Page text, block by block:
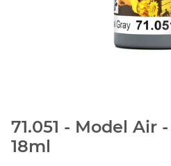
71.051 - Model Air
18ml